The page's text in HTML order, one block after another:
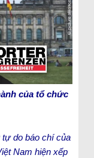
của tổ chức
tự do báo chí của
Nam hiện xếp